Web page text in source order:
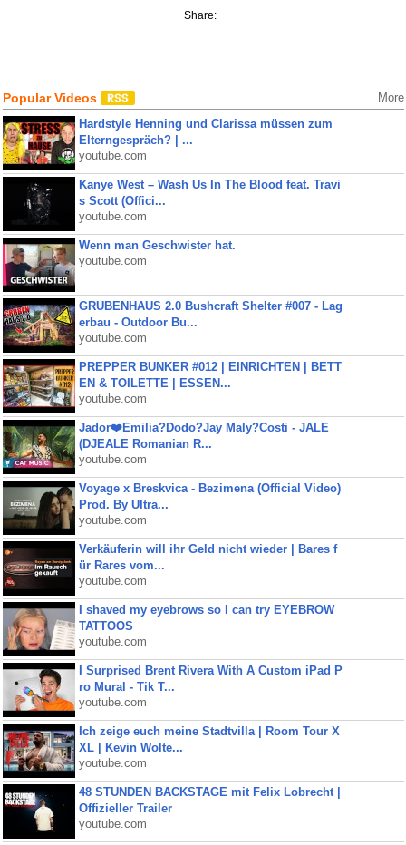
Share:
Popular Videos More
Hardstyle Henning und Clarissa müssen zum
Elterngespräch? | ...
youtube.com
Kanye West – Wash Us In The Blood feat. Travi
s Scott (Offici...
youtube.com
Wenn man Geschwister hat.
youtube.com
GRUBENHAUS 2.0 Bushcraft Shelter #007 - Lag
erbau - Outdoor Bu...
youtube.com
PREPPER BUNKER #012 | EINRICHTEN | BETT
EN & TOILETTE | ESSEN...
youtube.com
Jador❤️Emilia?Dodo?Jay Maly?Costi - JALE
(DJEALE Romanian R...
youtube.com
Voyage x Breskvica - Bezimena (Official Video)
Prod. By Ultra...
youtube.com
Verkäuferin will ihr Geld nicht wieder | Bares f
ür Rares vom...
youtube.com
I shaved my eyebrows so I can try EYEBROW
TATTOOS
youtube.com
I Surprised Brent Rivera With A Custom iPad P
ro Mural - Tik T...
youtube.com
Ich zeige euch meine Stadtvilla | Room Tour X
XL | Kevin Wolte...
youtube.com
48 STUNDEN BACKSTAGE mit Felix Lobrecht |
Offizieller Trailer
youtube.com